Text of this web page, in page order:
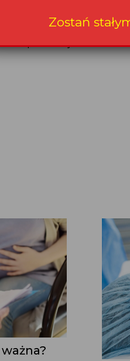
Data publikacji: 23.01.2023